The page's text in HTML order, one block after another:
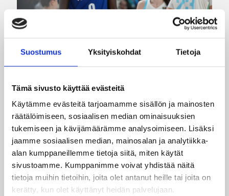
Suostumus Yksityiskohdat Tietoja
Tämä sivusto käyttää evästeitä
Käytämme evästeitä tarjoamamme sisällön ja mainosten
räätälöimiseen, sosiaalisen median ominaisuuksien
tukemiseen ja kävijämäärämme analysoimiseen. Lisäksi
jaamme sosiaalisen median, mainosalan ja analytiikka-
alan kumppaneillemme tietoja siitä, miten käytät
sivustoamme. Kumppanimme voivat yhdistää näitä
tietoja muihin tietoihin, joita olet antanut heille tai joita on
kerätty, kun olet käyttänyt heidän palvelujaan.
Suomalaiset ulkomailla 06.08.2026 09:16
Mystics nousi 20 pisteen takaa
voittoon Wingsiä vastaan –
Kuier viisi pistettä
WNBA:ssa Dallas Wings ehti johtaa peliä jo 20
pistettä, mutta Washington Mystics nousi takaa